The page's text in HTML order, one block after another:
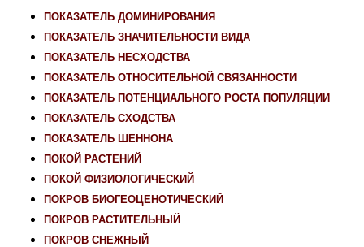
ПОКАЗАТЕЛЬ ДОМИНИРОВАНИЯ
ПОКАЗАТЕЛЬ ЗНАЧИТЕЛЬНОСТИ ВИДА
ПОКАЗАТЕЛЬ НЕСХОДСТВА
ПОКАЗАТЕЛЬ ОТНОСИТЕЛЬНОЙ СВЯЗАННОСТИ
ПОКАЗАТЕЛЬ ПОТЕНЦИАЛЬНОГО РОСТА ПОПУЛЯЦИИ
ПОКАЗАТЕЛЬ СХОДСТВА
ПОКАЗАТЕЛЬ ШЕННОНА
ПОКОЙ РАСТЕНИЙ
ПОКОЙ ФИЗИОЛОГИЧЕСКИЙ
ПОКРОВ БИОГЕОЦЕНОТИЧЕСКИЙ
ПОКРОВ РАСТИТЕЛЬНЫЙ
ПОКРОВ СНЕЖНЫЙ